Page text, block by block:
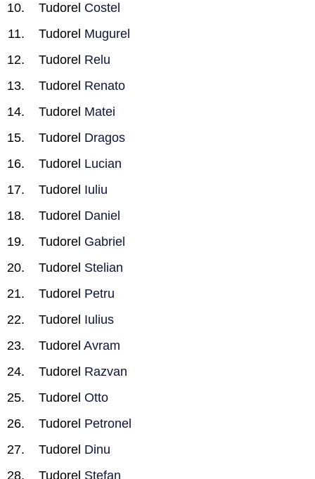
Tudorel Costel
Tudorel Mugurel
Tudorel Relu
Tudorel Renato
Tudorel Matei
Tudorel Dragos
Tudorel Lucian
Tudorel Iuliu
Tudorel Daniel
Tudorel Gabriel
Tudorel Stelian
Tudorel Petru
Tudorel Iulius
Tudorel Avram
Tudorel Razvan
Tudorel Otto
Tudorel Petronel
Tudorel Dinu
Tudorel Stefan